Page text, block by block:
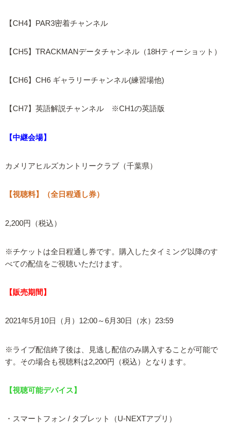
【CH4】PAR3密着チャンネル
【CH5】TRACKMANデータチャンネル（18Hティーショット）
【CH6】CH6 ギャラリーチャンネル(練習場他)
【CH7】英語解説チャンネル ※CH1の英語版
【中継会場】
カメリアヒルズカントリークラブ（千葉県）
【視聴料】（全日程通し券）
2,200円（税込）
※チケットは全日程通し券です。購入したタイミング以降のす
べての配信をご視聴いただけます。
【販売期間】
2021年5月10日（月）12:00～6月30日（水）23:59
※ライブ配信終了後は、見逃し配信のみ購入することが可能で
す。その場合も視聴料は2,200円（税込）となります。
【視聴可能デバイス】
・スマートフォン / タブレット（U-NEXTアプリ）